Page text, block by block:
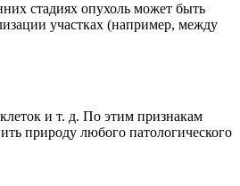
стадиях опухоль может быть
участках (например, между
и т. д. По этим признакам
природу любого патологического